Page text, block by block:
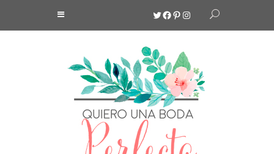
Twitter
Facebook
Pinterest
Instagram